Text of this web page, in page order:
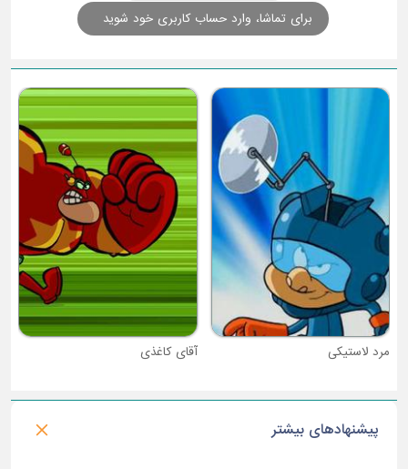
برای تماشا، وارد حساب کاربری خود شوید
آقای کاغذی
سر آشپز
پیشنهادهای بیشتر